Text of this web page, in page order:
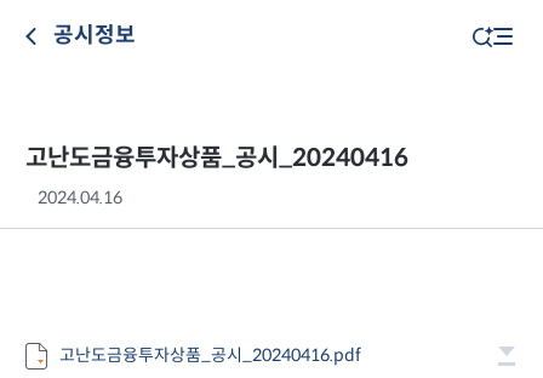
공시정보
고난도금융투자상품_공시_20240416
2024.04.16
고난도금융투자상품_공시_20240416.pdf